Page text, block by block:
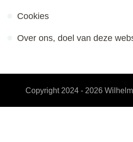
Cookies
Over ons, doel van deze
Copyright 2024 - 2026